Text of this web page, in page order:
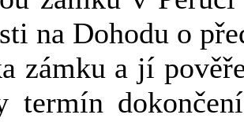
na Dohodu o
zámku a jí
termín